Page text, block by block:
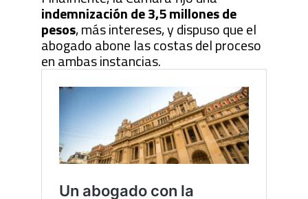
indemnización de 3,5 millones de
pesos, más intereses, y dispuso que el
abogado abone las costas del proceso
en ambas instancias.